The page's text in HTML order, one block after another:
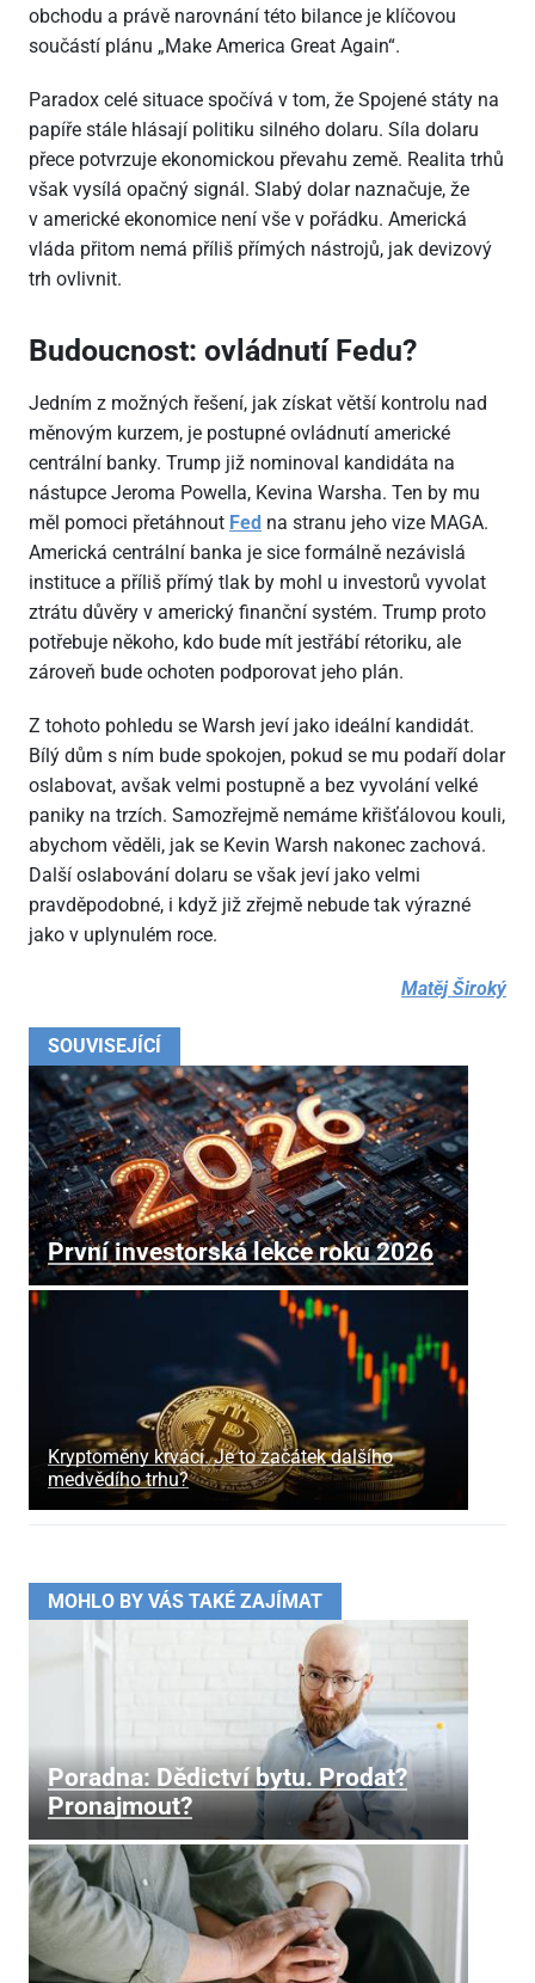
SOUVISEJÍCÍ
První investorská lekce roku 2026
Kryptoměny krvácí. Je to začátek dalšího
medvědího trhu?
obchodu a právě narovnání této bilance je klíčovou
součástí plánu „Make America Great Again“.
Paradox celé situace spočívá v tom, že Spojené státy na
papíře stále hlásají politiku silného dolaru. Síla dolaru
přece potvrzuje ekonomickou převahu země. Realita trhů
však vysílá opačný signál. Slabý dolar naznačuje, že
v americké ekonomice není vše v pořádku. Americká
vláda přitom nemá příliš přímých nástrojů, jak devizový
trh ovlivnit.
Budoucnost: ovládnutí Fedu?
Jedním z možných řešení, jak získat větší kontrolu nad
měnovým kurzem, je postupné ovládnutí americké
centrální banky. Trump již nominoval kandidáta na
nástupce Jeroma Powella, Kevina Warsha. Ten by mu
měl pomoci přetáhnout Fed na stranu jeho vize MAGA.
Americká centrální banka je sice formálně nezávislá
instituce a příliš přímý tlak by mohl u investorů vyvolat
ztrátu důvěry v americký finanční systém. Trump proto
potřebuje někoho, kdo bude mít jestřábí rétoriku, ale
zároveň bude ochoten podporovat jeho plán.
Z tohoto pohledu se Warsh jeví jako ideální kandidát.
Bílý dům s ním bude spokojen, pokud se mu podaří dolar
oslabovat, avšak velmi postupně a bez vyvolání velké
paniky na trzích. Samozřejmě nemáme křišťálovou kouli,
abychom věděli, jak se Kevin Warsh nakonec zachová.
Další oslabování dolaru se však jeví jako velmi
pravděpodobné, i když již zřejmě nebude tak výrazné
jako v uplynulém roce.
Matěj Široký
MOHLO BY VÁS TAKÉ ZAJÍMAT
Poradna: Dědictví bytu. Prodat?
Pronajmout?